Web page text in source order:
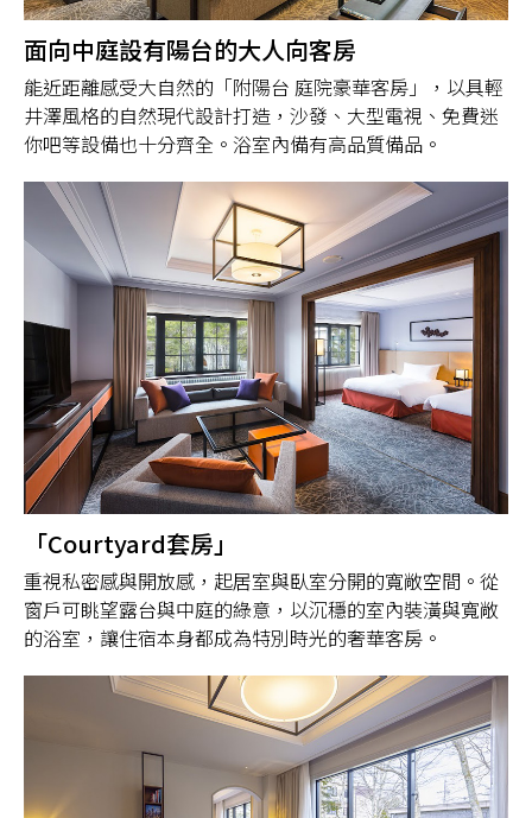
面向中庭設有陽台的大人向客房
能近距離感受大自然的「附陽台 庭院豪華客房」，以具輕
井澤風格的自然現代設計打造，沙發、大型電視、免費迷
你吧等設備也十分齊全。浴室內備有高品質備品。
「Courtyard套房」
重視私密感與開放感，起居室與臥室分開的寬敞空間。從
窗戶可眺望露台與中庭的綠意，以沉穩的室內裝潢與寬敞
的浴室，讓住宿本身都成為特別時光的奢華客房。